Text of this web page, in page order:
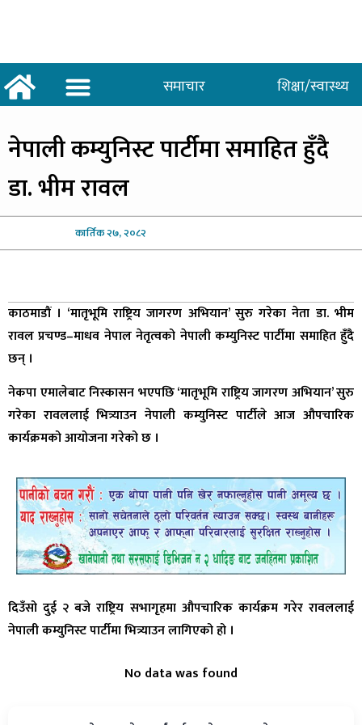
समाचार शिक्षा/स्वास्थ्य
नेपालीकम्युनिस्ट पार्टीमा समाहित हुँदै
डा. भीम रावल
कार्तिक२७, २०८२
काठमाडौं । ‘मातृभूमि राष्ट्रिय जागरण अभियान’ सुरु गरेका नेता डा. भीम
रावल प्रचण्ड–माधव नेपाल नेतृत्वको नेपाली कम्युनिस्ट पार्टीमा समाहित हुँदै
छन् ।
नेकपा एमालेबाट निस्कासन भएपछि ‘मातृभूमि राष्ट्रिय जागरण अभियान’ सुरु
गरेका रावललाई भित्र्याउन नेपाली कम्युनिस्ट पार्टीले आज औपचारिक
कार्यक्रमको आयोजना गरेको छ ।
दिउँसो दुई २ बजे राष्ट्रिय सभागृहमा औपचारिक कार्यक्रम गरेर रावललाई
नेपाली कम्युनिस्ट पार्टीमा भित्र्याउन लागिएको हो ।
No data was found